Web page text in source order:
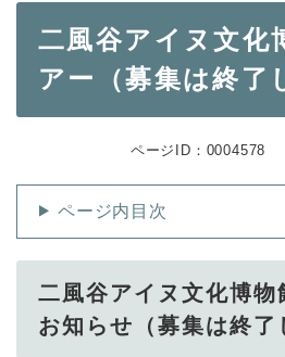
二風谷アイヌ文化
アー（募集は終了
ページID：0004578
ページ内目次
二風谷アイヌ文化博物
お知らせ（募集は終了